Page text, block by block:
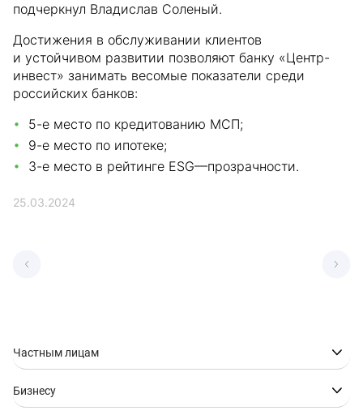
подчеркнул Владислав Соленый.
Достижения в обслуживании клиентов
и устойчивом развитии позволяют банку «Центр-
инвест» занимать весомые показатели среди
российских банков:
5-е место по кредитованию МСП;
9-е место по ипотеке;
3-е место в рейтинге ESG—прозрачности.
25.03.2024
Частным лицам
Бизнесу